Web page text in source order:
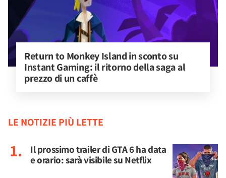
Return to Monkey Island in sconto su
Instant Gaming: il ritorno della saga al
prezzo di un caffè
LE NOTIZIE PIÙ LETTE
Il prossimo trailer di GTA 6 ha data
e orario: sarà visibile su Netflix